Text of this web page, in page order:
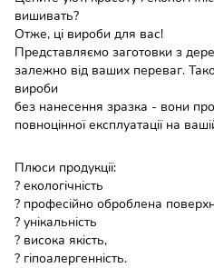
вишивать?
Отже, ці вироби для вас!
Представляємо заготовки з
залежно від ваших переваг.
вироби
без нанесення зразка - вони
повноцінної експлуатації на
Плюси продукції:
? екологічність
? професійно оброблена
? унікальність
? висока якість,
? гіпоалергенність.